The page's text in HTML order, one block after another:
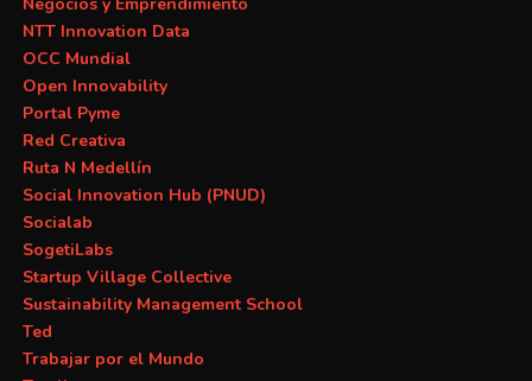
NTT Innovation Data
OCC Mundial
Open Innovability
Portal Pyme
Red Creativa
Ruta N Medellín
Social Innovation Hub (PNUD)
Socialab
SogetiLabs
Startup Village Collective
Sustainability Management School
Ted
Trabajar por el Mundo